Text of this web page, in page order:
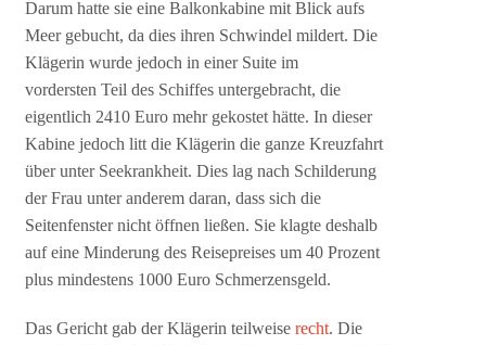
Darum hatte sie eine Balkonkabine mit Blick aufs
Meer gebucht, da dies ihren Schwindel mildert. Die
Klägerin wurde jedoch in einer Suite im
vordersten Teil des Schiffes untergebracht, die
eigentlich 2410 Euro mehr gekostet hätte. In dieser
Kabine jedoch litt die Klägerin die ganze Kreuzfahrt
über unter Seekrankheit. Dies lag nach Schilderung
der Frau unter anderem daran, dass sich die
Seitenfenster nicht öffnen ließen. Sie klagte deshalb
auf eine Minderung des Reisepreises um 40 Prozent
plus mindestens 1000 Euro Schmerzensgeld.
Das Gericht gab der Klägerin teilweiserecht. Die